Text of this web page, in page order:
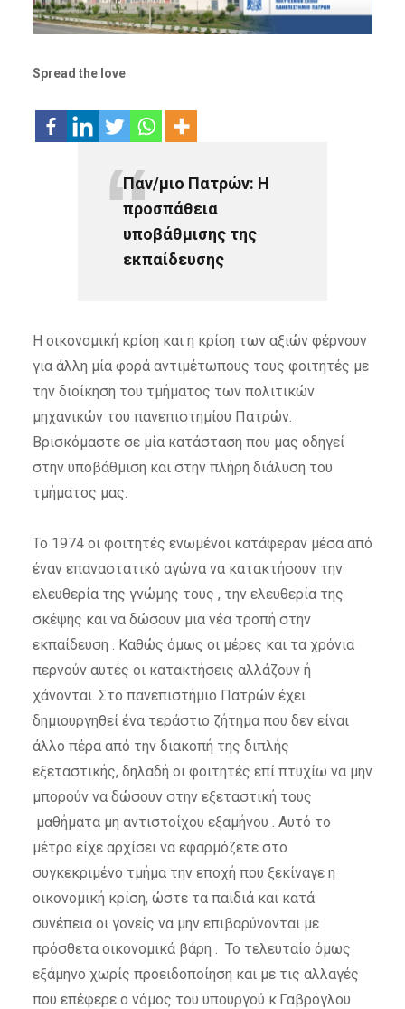
Spread the love
Παν/μιο Πατρών: Η
προσπάθεια
υποβάθμισης της
εκπαίδευσης
Η οικονομική κρίση και η κρίση των αξιών φέρνουν
για άλλη μία φορά αντιμέτωπους τους φοιτητές με
την διοίκηση του τμήματος των πολιτικών
μηχανικών του πανεπιστημίου Πατρών.
Βρισκόμαστε σε μία κατάσταση που μας οδηγεί
στην υποβάθμιση και στην πλήρη διάλυση του
τμήματος μας.
Το 1974 οι φοιτητές ενωμένοι κατάφεραν μέσα από
έναν επαναστατικό αγώνα να κατακτήσουν την
ελευθερία της γνώμης τους , την ελευθερία της
σκέψης και να δώσουν μια νέα τροπή στην
εκπαίδευση . Καθώς όμως οι μέρες και τα χρόνια
περνούν αυτές οι κατακτήσεις αλλάζουν ή
χάνονται. Στο πανεπιστήμιο Πατρών έχει
δημιουργηθεί ένα τεράστιο ζήτημα που δεν είναι
άλλο πέρα από την διακοπή της διπλής
εξεταστικής, δηλαδή οι φοιτητές επί πτυχίω να μην
μπορούν να δώσουν στην εξεταστική τους
μαθήματα μη αντιστοίχου εξαμήνου . Αυτό το
μέτρο είχε αρχίσει να εφαρμόζετε στο
συγκεκριμένο τμήμα την εποχή που ξεκίναγε η
οικονομική κρίση, ώστε τα παιδιά και κατά
συνέπεια οι γονείς να μην επιβαρύνονται με
πρόσθετα οικονομικά βάρη . Το τελευταίο όμως
εξάμηνο χωρίς προειδοποίηση και με τις αλλαγές
που επέφερε ο νόμος του υπουργού κ.Γαβρόγλου